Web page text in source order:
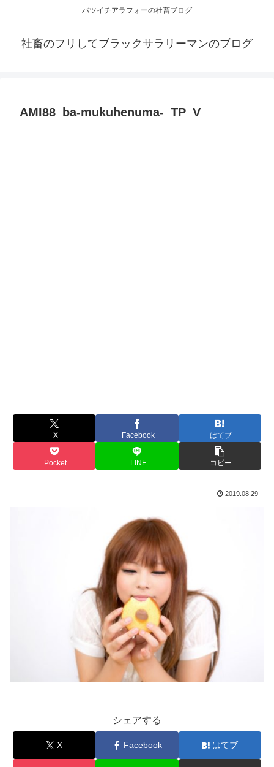
バツイチアラフォーの社畜ブログ
社畜のフリしてブラックサラリーマンのブログ
AMI88_ba-mukuhenuma-_TP_V
X Facebook はてブ
Pocket LINE コピー
2019.08.29
シェアする
X Facebook はてブ